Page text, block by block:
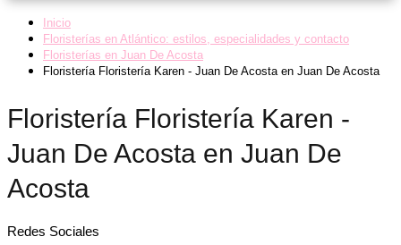
Inicio
Floristerías en Atlántico: estilos, especialidades y contacto
Floristerías en Juan De Acosta
Floristería Floristería Karen - Juan De Acosta en Juan De Acosta
Floristería Floristería Karen -
Juan De Acosta en Juan De
Acosta
Redes Sociales